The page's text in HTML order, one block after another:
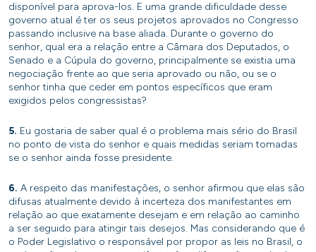
disponível para aprova-los. E uma grande dificuldade desse
governo atual é ter os seus projetos aprovados no Congresso
passando inclusive na base aliada. Durante o governo do
senhor, qual era a relação entre a Câmara dos Deputados, o
Senado e a Cúpula do governo, principalmente se existia uma
negociação frente ao que seria aprovado ou não, ou se o
senhor tinha que ceder em pontos específicos que eram
exigidos pelos congressistas?
5. Eu gostaria de saber qual é o problema mais sério do Brasil
no ponto de vista do senhor e quais medidas seriam tomadas
se o senhor ainda fosse presidente.
6. A respeito das manifestações, o senhor afirmou que elas são
difusas atualmente devido à incerteza dos manifestantes em
relação ao que exatamente desejam e em relação ao caminho
a ser seguido para atingir tais desejos. Mas considerando que é
o Poder Legislativo o responsável por propor as leis no Brasil, o